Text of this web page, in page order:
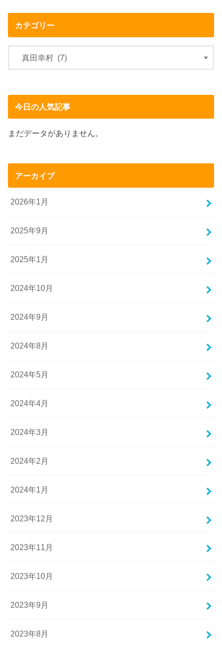
カテゴリー
今日の人気記事
まだデータがありません。
アーカイブ
2026年1月
2025年9月
2025年1月
2024年10月
2024年9月
2024年8月
2024年5月
2024年4月
2024年3月
2024年2月
2024年1月
2023年12月
2023年11月
2023年10月
2023年9月
2023年8月